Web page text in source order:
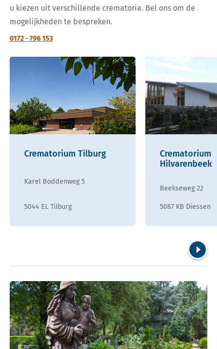
u kiezen uit verschillende crematoria. Bel ons om de
mogelijkheden te bespreken.
0172 - 796 153
Crematorium Tilburg
Karel Boddenweg 5
5044 EL Tilburg
Crematorium
Hilvarenbeek
Beekseweg 22
5087 KB Diessen